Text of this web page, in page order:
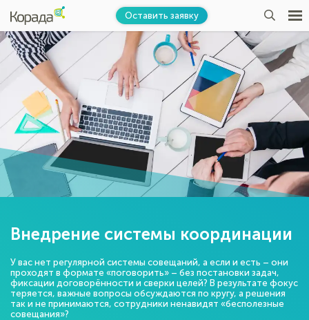
Оставить заявку
Внедрение системы координации
У вас нет регулярной системы совещаний, а если и есть – они
проходят в формате «поговорить» – без постановки задач,
фиксации договорённости и сверки целей? В результате фокус
теряется, важные вопросы обсуждаются по кругу, а решения
так и не принимаются, сотрудники ненавидят «бесполезные
совещания»?